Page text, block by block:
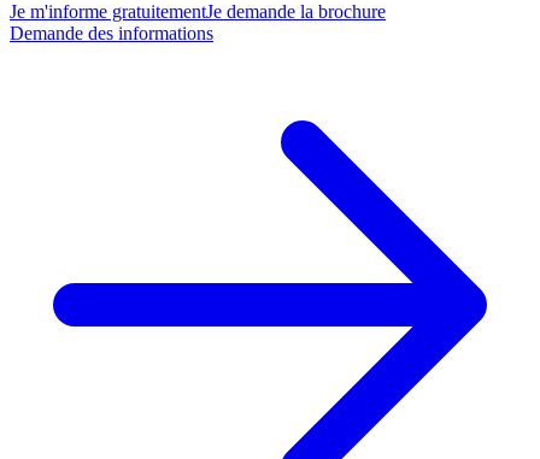
Je m'informe gratuitementJe demande la brochure
Demande des informations